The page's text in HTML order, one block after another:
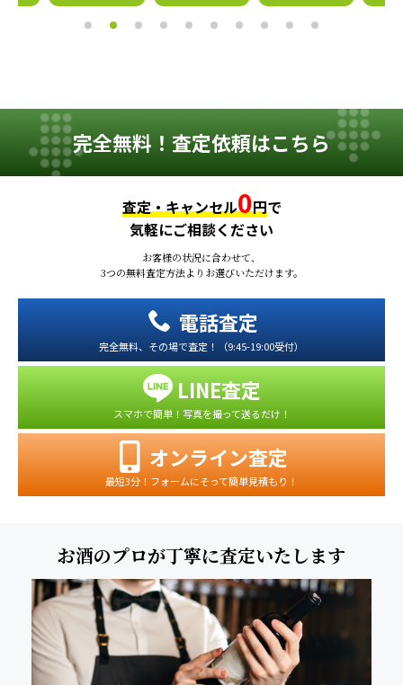
完全無料！査定依頼はこちら
査定・キャンセル0円で
気軽にご相談ください
お客様の状況に合わせて、
3つの無料査定方法よりお選びいただけます。
電話査定
完全無料、その場で査定！（9:45-19:00受付）
LINE査定
スマホで簡単！写真を撮って送るだけ！
オンライン査定
最短3分！フォームにそって簡単見積もり！
お酒のプロが丁寧に査定いたします